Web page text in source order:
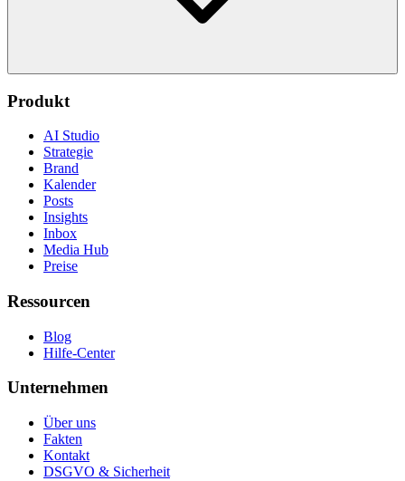
Produkt
AI Studio
Strategie
Brand
Kalender
Posts
Insights
Inbox
Media Hub
Preise
Ressourcen
Blog
Hilfe-Center
Unternehmen
Über uns
Fakten
Kontakt
DSGVO & Sicherheit